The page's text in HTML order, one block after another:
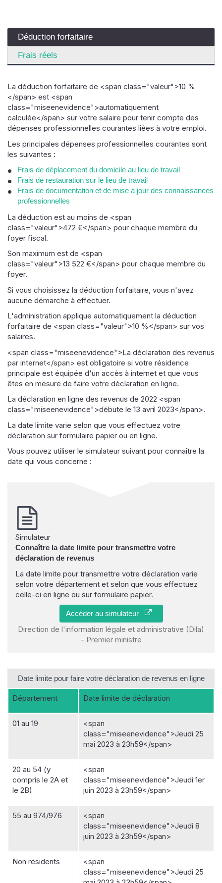
Déduction forfaitaire
Frais réels
La déduction forfaitaire de <span class="valeur">10 %
</span> est <span
class="miseenevidence">automatiquement
calculée</span> sur votre salaire pour tenir compte des
dépenses professionnelles courantes liées à votre emploi.
Les principales dépenses professionnelles courantes sont
les suivantes :
Frais de déplacement du domicile au lieu de travail
Frais de restauration sur le lieu de travail
Frais de documentation et de mise à jour des connaissances
professionnelles
La déduction est au moins de <span
class="valeur">472 €</span> pour chaque membre du
foyer fiscal.
Son maximum est de <span
class="valeur">13 522 €</span> pour chaque membre du
foyer.
Si vous choisissez la déduction forfaitaire, vous n'avez
aucune démarche à effectuer.
L'administration applique automatiquement la déduction
forfaitaire de <span class="valeur">10 %</span> sur vos
salaires.
<span class="miseenevidence">La déclaration des revenus
par internet</span> est obligatoire si votre résidence
principale est équipée d'un accès à internet et que vous
êtes en mesure de faire votre déclaration en ligne.
La déclaration en ligne des revenus de 2022 <span
class="miseenevidence">débute le 13 avril 2023</span>.
La date limite varie selon que vous effectuez votre
déclaration sur formulaire papier ou en ligne.
Vous pouvez utiliser le simulateur suivant pour connaître la
date qui vous concerne :
Simulateur
Connaître la date limite pour transmettre votre
déclaration de revenus
La date limite pour transmettre votre déclaration varie
selon votre département et selon que vous effectuez
celle-ci en ligne ou sur formulaire papier.
Accéder au simulateur
Direction de l'information légale et administrative (Dila)
- Premier ministre
Date limite pour faire votre déclaration de revenus en ligne
Département Date limite de déclaration
01 au 19
<span
class="miseenevidence">Jeudi 25
mai 2023 à 23h59</span>
20 au 54 (y
compris le 2A et
le 2B)
<span
class="miseenevidence">Jeudi 1er
juin 2023 à 23h59</span>
55 au 974/976
<span
class="miseenevidence">Jeudi 8
juin 2023 à 23h59</span>
Non résidents
<span
class="miseenevidence">Jeudi 25